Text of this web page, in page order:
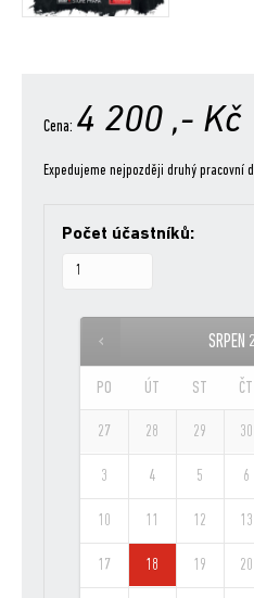
Cena: 4 200 ,- Kč
Expedujeme nejpozději druhý pracovní
Počet účastníků:
SRPEN
PO ÚT ST ČT
27 28 29 30
3 4 5 6
10 11 12 13
17 18 19 20